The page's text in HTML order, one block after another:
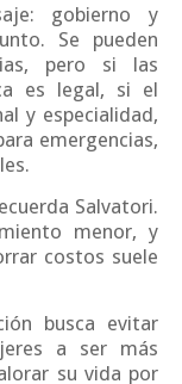
gobierno y
Se pueden
pero si las
es legal, si el
y especialidad,
emergencias,
Salvatori.
menor, y
costos suele
busca evitar
a ser más
su vida por